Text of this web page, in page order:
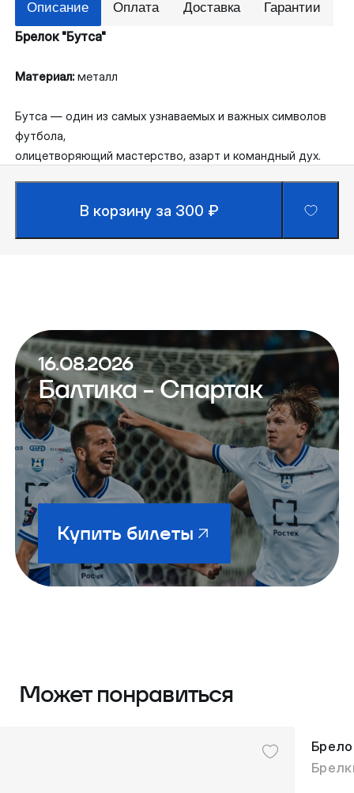
Описание Оплата Доставка Гарантии
Брелок "Бутса"
Материал:металл
Бутса — один из самых узнаваемых и важных символов
футбола,
олицетворяющий мастерство, азарт и командный дух.
В корзину за 300 ₽
16.08.2026
Балтика - Спартак
Купить билеты
Может понравиться